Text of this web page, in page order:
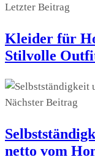
Letzter Beitrag
Kleider für
Stilvolle
Nächster Beitrag
netto vom